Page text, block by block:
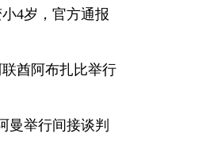
4岁，官方通报
酋阿布扎比举行
曼举行间接谈判